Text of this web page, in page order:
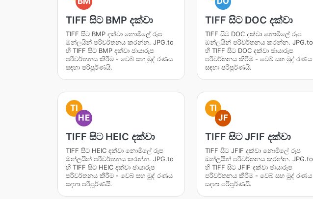
TIFF සිට BMP දක්වා
TIFF සිට BMP දක්වා නොමිලේ රූප
ඔන්ලයින් පරිවර්තනය කරන්න. JPG.to
හි TIFF සිට BMP දක්වා ඡායාරූප
පරිවර්තනය කිරීම - වෙබ් සහ මුද් රණය
සඳහා පරිපූර්ණයි.
TIFF සිට DOC දක්වා
TIFF සිට DOC දක්වා නොමිලේ රූප
ඔන්ලයින් පරිවර්තනය කරන්න. JPG.to
හි TIFF සිට DOC දක්වා ඡායාරූප
පරිවර්තනය කිරීම - වෙබ් සහ මුද් රණය
සඳහා පරිපූර්ණයි.
TI
HE
TIFF සිට HEIC දක්වා
TIFF සිට HEIC දක්වා නොමිලේ රූප
ඔන්ලයින් පරිවර්තනය කරන්න. JPG.to
හි TIFF සිට HEIC දක්වා ඡායාරූප
පරිවර්තනය කිරීම - වෙබ් සහ මුද් රණය
සඳහා පරිපූර්ණයි.
TI
JF
TIFF සිට JFIF දක්වා
TIFF සිට JFIF දක්වා නොමිලේ රූප
ඔන්ලයින් පරිවර්තනය කරන්න. JPG.to
හි TIFF සිට JFIF දක්වා ඡායාරූප
පරිවර්තනය කිරීම - වෙබ් සහ මුද් රණය
සඳහා පරිපූර්ණයි.